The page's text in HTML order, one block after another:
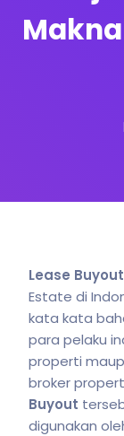
Lease Buyout
Estate di
kata kata
para pelaku
properti
broker
Buyout
digunakan